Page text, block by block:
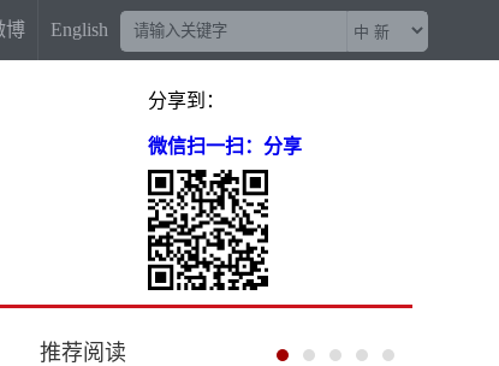
博 English
分享到：
微信扫一扫：分享
推荐阅读